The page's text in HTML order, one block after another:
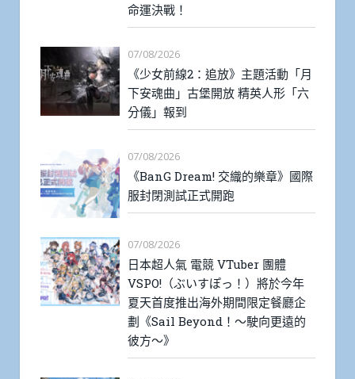
命運決戰！
07/08/2026
《少女前線2：追放》主題活動「月
下安魂曲」古堡開放 精英人形「六
分儀」報到
07/08/2026
《BanG Dream! 交織的樂章》國際
服封閉測試正式開跑
07/08/2026
日本超人氣 電競 VTuber 團體
VSPO!（ぶいすぽっ！）將於今年
夏天首度推出海外期間限定餐廳企
劃《Sail Beyond！～駛向更遠的
彼方～》